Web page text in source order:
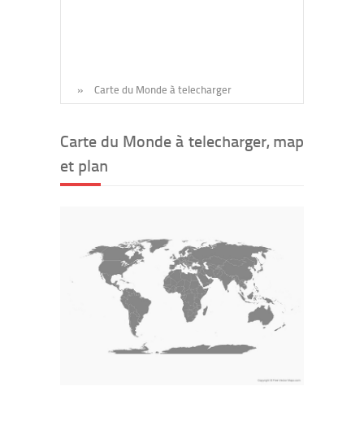
» Carte du Monde à telecharger
Carte du Monde à telecharger, map
et plan